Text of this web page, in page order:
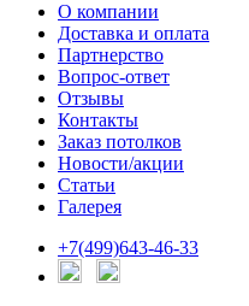
О компании
Доставка и оплата
Партнерство
Вопрос-ответ
Отзывы
Контакты
Заказ потолков
Новости/акции
Статьи
Галерея
+7(499)643-46-33